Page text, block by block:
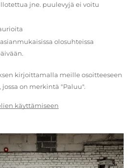
jne. puulevyjä ei voitu
olosuhteissa
kirjoittamalla meille osoitteeseen
on merkintä "Paluu".
käyttämiseen